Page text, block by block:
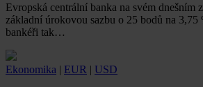
Evropská centrální banka na svém dnešním
základní úrokovou sazbu o 25 bodů na
bankéři tak…
Ekonomika | EUR | USD